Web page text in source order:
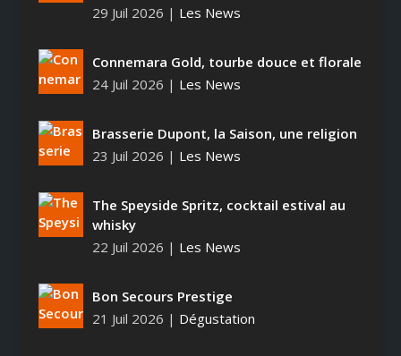
29 Juil 2026 | Les News
Connemara Gold, tourbe douce et florale
24 Juil 2026 | Les News
Brasserie Dupont, la Saison, une religion
23 Juil 2026 | Les News
The Speyside Spritz, cocktail estival au
whisky
22 Juil 2026 | Les News
Bon Secours Prestige
21 Juil 2026 | Dégustation